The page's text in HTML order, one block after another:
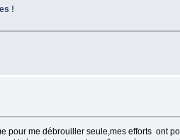
!
pour me débrouiller seule,mes efforts ont